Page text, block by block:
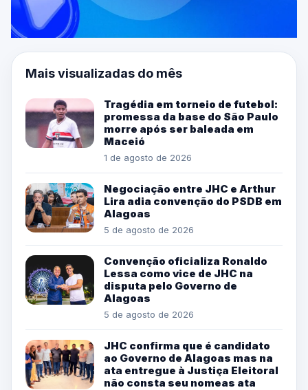
Mais visualizadas do mês
Tragédia em torneio de futebol:
promessa da base do São Paulo
morre após ser baleada em
Maceió
1 de agosto de 2026
Negociação entre JHC e Arthur
Lira adia convenção do PSDB em
Alagoas
5 de agosto de 2026
Convenção oficializa Ronaldo
Lessa como vice de JHC na
disputa pelo Governo de
Alagoas
5 de agosto de 2026
JHC confirma que é candidato
ao Governo de Alagoas mas na
ata entregue à Justiça Eleitoral
não consta seu nomeas ata